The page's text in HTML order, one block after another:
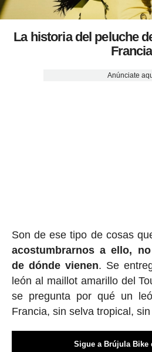
La historia del peluche
Francia
Anúnciate
Son de ese tipo de cosas
acostumbrarnos a ello,
de dónde vienen. Se
león al maillot amarillo del
se pregunta por qué un
Francia, sin selva tropical,
Sigue a Brújula Bike